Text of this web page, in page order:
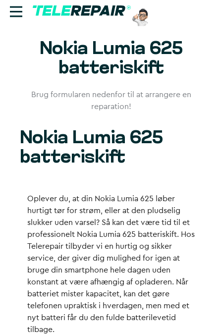
Reparation
Find butik
Ring til os:
+45 70 60 55 90
Nokia Lumia 625
batteriskift
Brug formularen nedenfor til at arrangere en
reparation!
Nokia Lumia 625
batteriskift
Oplever du, at din Nokia Lumia 625 løber
hurtigt tør for strøm, eller at den pludselig
slukker uden varsel? Så kan det være tid til et
professionelt Nokia Lumia 625 batteriskift. Hos
Telerepair tilbyder vi en hurtig og sikker
service, der giver dig mulighed for igen at
bruge din smartphone hele dagen uden
konstant at være afhængig af opladeren. Når
batteriet mister kapacitet, kan det gøre
telefonen upraktisk i hverdagen, men med et
nyt batteri får du den fulde batterilevetid
tilbage.